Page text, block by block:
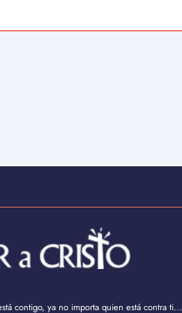
contigo, ya no importa quien está contra ti...